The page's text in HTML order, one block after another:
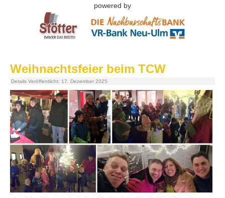
2
3
powered by
Weihnachtsfeier beim TCW
Details Veröffentlicht: 17. Dezember 2025